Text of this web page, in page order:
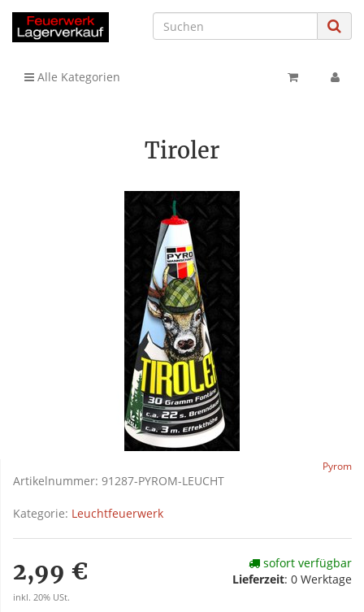
Alle Kategorien
Tiroler
Pyrom
Artikelnummer: 91287-PYROM-LEUCHT
Kategorie: Leuchtfeuerwerk
2,99 €
inkl. 20% USt.
sofort verfügbar
Lieferzeit: 0 Werktage